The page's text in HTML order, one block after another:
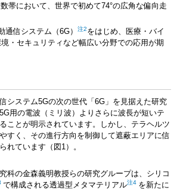
帯において、世界で初めて74°の広角な偏向走
通信システム（6G） 注2をはじめ、医療・バイ
・セキュリティなど幅広い分野での応用が期
システム5Gの次の世代「6G」を見据えた研究
用の電波（ミリ波）よりさらに波長が短いテ
ことが明示されています。しかし、テラヘルツ
すく、その進行方向を制御して遮蔽エリアに信
れています（図1）。
科の金森義明教授らの研究グループは、シリコ
で構成される透過型 メタマテリアル注4 を新たに